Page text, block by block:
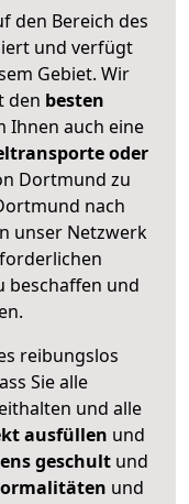
den Bereich des
und verfügt
Gebiet. Wir
den besten
Ihnen auch eine
oder
Dortmund zu
nach
unser Netzwerk
beschaffen und
reibungslos
Sie alle
und alle
ausfüllen und
geschult und
und